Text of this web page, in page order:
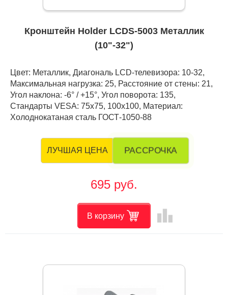
Кронштейн Holder LCDS-5003 Металлик
(10"-32")
Цвет: Металлик, Диагональ LCD-телевизора: 10-32,
Максимальная нагрузка: 25, Расстояние от стены: 21,
Угол наклона: -6° / +15°, Угол поворота: 135,
Стандарты VESA: 75x75, 100x100, Материал:
Холоднокатаная сталь ГОСТ-1050-88
ЛУЧШАЯ ЦЕНА РАССРОЧКА
695 руб.
В корзину leaderboard